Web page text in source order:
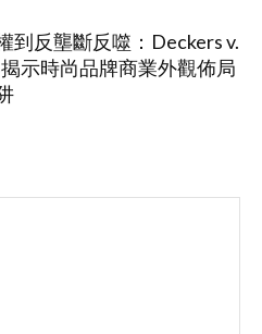
到反壟斷反噬：Deckers v.
示時尚品牌商業外觀佈局